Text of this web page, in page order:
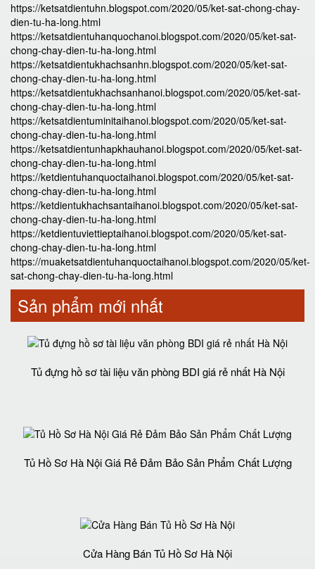
https://ketsatdientuhn.blogspot.com/2020/05/ket-sat-chong-chay-
dien-tu-ha-long.html
https://ketsatdientuhanquochanoi.blogspot.com/2020/05/ket-sat-
chong-chay-dien-tu-ha-long.html
https://ketsatdientukhachsanhn.blogspot.com/2020/05/ket-sat-
chong-chay-dien-tu-ha-long.html
https://ketsatdientukhachsanhanoi.blogspot.com/2020/05/ket-sat-
chong-chay-dien-tu-ha-long.html
https://ketsatdientuminitaihanoi.blogspot.com/2020/05/ket-sat-
chong-chay-dien-tu-ha-long.html
https://ketsatdientunhapkhauhanoi.blogspot.com/2020/05/ket-sat-
chong-chay-dien-tu-ha-long.html
https://ketdientuhanquoctaihanoi.blogspot.com/2020/05/ket-sat-
chong-chay-dien-tu-ha-long.html
https://ketdientukhachsantaihanoi.blogspot.com/2020/05/ket-sat-
chong-chay-dien-tu-ha-long.html
https://ketdientuviettieptaihanoi.blogspot.com/2020/05/ket-sat-
chong-chay-dien-tu-ha-long.html
https://muaketsatdientuhanquoctaihanoi.blogspot.com/2020/05/ket-
sat-chong-chay-dien-tu-ha-long.html
Sản phẩm mới nhất
Tủ đựng hồ sơ tài liệu văn phòng BDI giá rẻ nhất Hà Nội
Tủ Hồ Sơ Hà Nội Giá Rẻ Đảm Bảo Sản Phẩm Chất Lượng‎
Cửa Hàng Bán Tủ Hồ Sơ Hà Nội